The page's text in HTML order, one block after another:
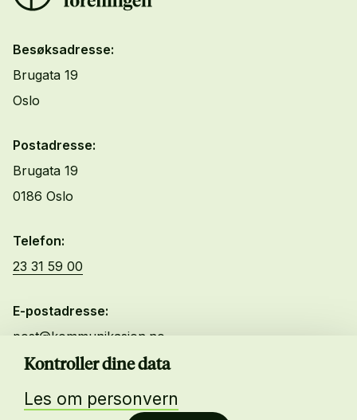
Kontroller dine data
Les om personvern
Besøksadresse:
Brugata 19
Oslo
Postadresse:
Brugata 19
0186 Oslo
Telefon:
23 31 59 00
E-postadresse:
post@kommunikasjon.no
Kurs og Arrangementer